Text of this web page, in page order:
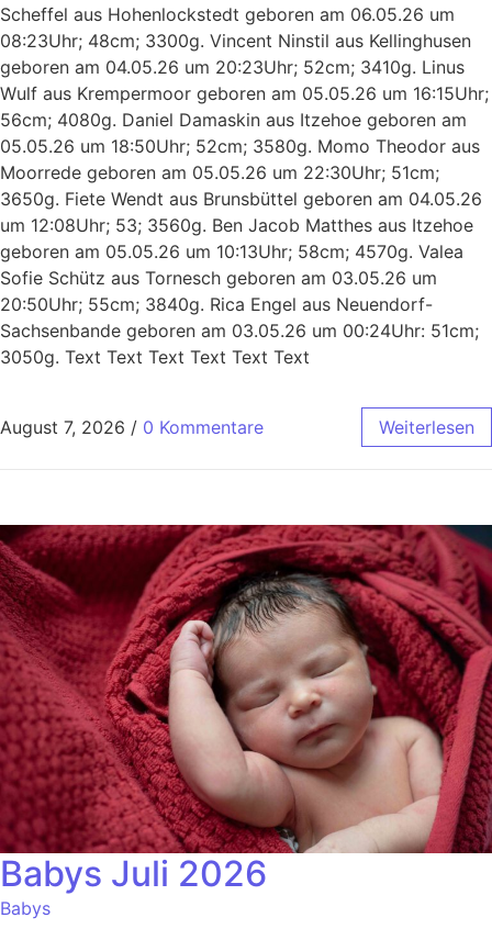
Scheffel aus Hohenlockstedt geboren am 06.05.26 um
08:23Uhr; 48cm; 3300g. Vincent Ninstil aus Kellinghusen
geboren am 04.05.26 um 20:23Uhr; 52cm; 3410g. Linus
Wulf aus Krempermoor geboren am 05.05.26 um 16:15Uhr;
56cm; 4080g. Daniel Damaskin aus Itzehoe geboren am
05.05.26 um 18:50Uhr; 52cm; 3580g. Momo Theodor aus
Moorrede geboren am 05.05.26 um 22:30Uhr; 51cm;
3650g. Fiete Wendt aus Brunsbüttel geboren am 04.05.26
um 12:08Uhr; 53; 3560g. Ben Jacob Matthes aus Itzehoe
geboren am 05.05.26 um 10:13Uhr; 58cm; 4570g. Valea
Sofie Schütz aus Tornesch geboren am 03.05.26 um
20:50Uhr; 55cm; 3840g. Rica Engel aus Neuendorf-
Sachsenbande geboren am 03.05.26 um 00:24Uhr: 51cm;
3050g. Text Text Text Text Text Text
August 7, 2026 / 0 Kommentare Weiterlesen
Babys Juli 2026
Babys